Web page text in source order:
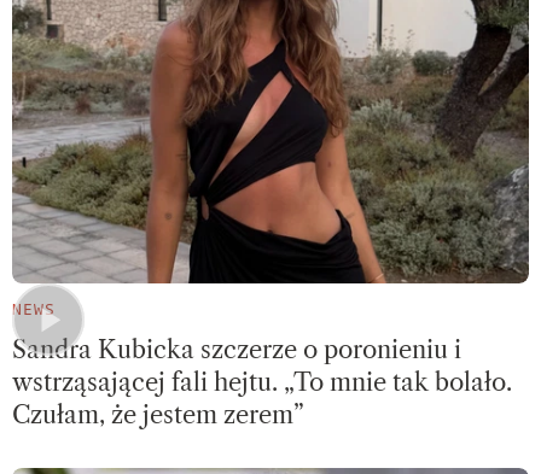
NEWS
Sandra Kubicka szczerze o poronieniu i
wstrząsającej fali hejtu. „To mnie tak bolało.
Czułam, że jestem zerem”